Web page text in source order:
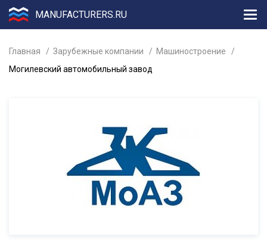
MANUFACTURERS.RU
Главная Зарубежные компании
Машиностроение
Могилевский автомобильный завод